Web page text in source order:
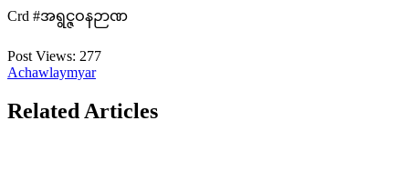
Crd #အရွင္ဇဝနဉာဏ
Post Views: 277
Achawlaymyar
Related Articles